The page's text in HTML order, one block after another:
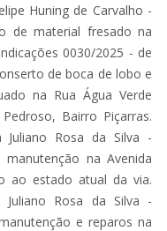
Huning de Carvalho -
de material fresado na
0030/2025 - de
de boca de lobo e
na Rua Água Verde
Bairro Piçarras.
Juliano Rosa da Silva -
na Avenida
ao estado atual da via.
Rosa da Silva -
e reparos na